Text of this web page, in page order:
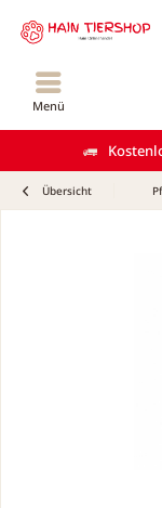
Menü
Übersicht